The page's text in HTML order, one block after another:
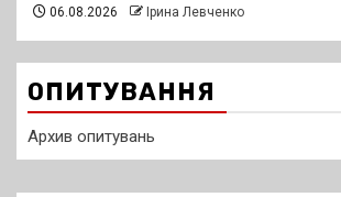
06.08.2026 Ірина Левченко
ОПИТУВАННЯ
Архив опитувань